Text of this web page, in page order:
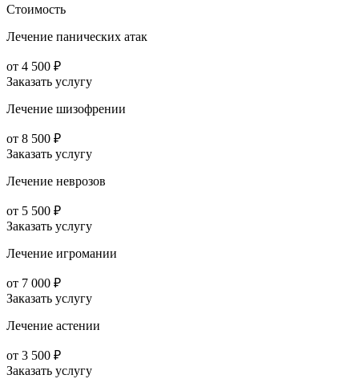
Стоимость
Лечение панических атак
от 4 500 ₽
Заказать услугу
Лечение шизофрении
от 8 500 ₽
Заказать услугу
Лечение неврозов
от 5 500 ₽
Заказать услугу
Лечение игромании
от 7 000 ₽
Заказать услугу
Лечение астении
от 3 500 ₽
Заказать услугу